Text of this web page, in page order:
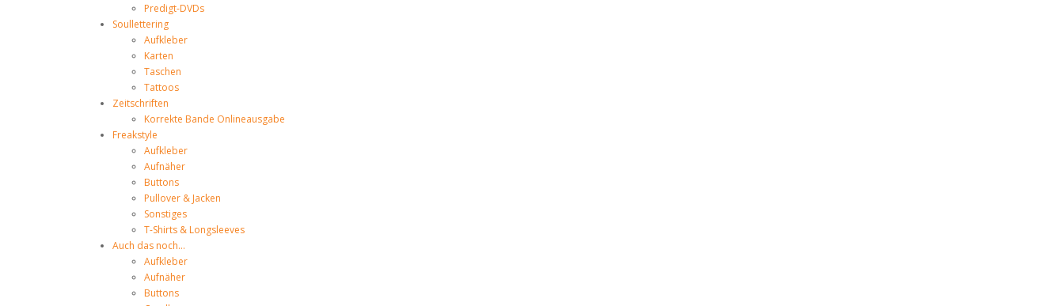
Predigt-DVDs
Soullettering
Aufkleber
Karten
Taschen
Tattoos
Zeitschriften
Korrekte Bande Onlineausgabe
Freakstyle
Aufkleber
Aufnäher
Buttons
Pullover & Jacken
Sonstiges
T-Shirts & Longsleeves
Auch das noch...
Aufkleber
Aufnäher
Buttons